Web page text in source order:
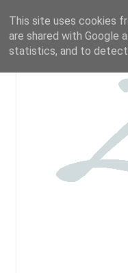
This site uses cookies
are shared with Google
statistics, and to detect